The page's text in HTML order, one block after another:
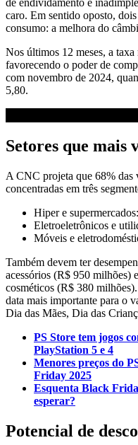
de endividamento e
caro. Em sentido oposto,
consumo: a melhora do
Nos últimos 12 meses, a
favorecendo o poder de
com novembro de 2024,
5,80.
Setores que mais
A CNC projeta que 68% das
concentradas em três
Hiper e
Eletroeletrônicos e
Móveis e
Também devem ter
acessórios (R$ 950 milhões)
cosméticos (R$ 380
data mais importante para o
Dia das Mães, Dia das
PS Store tem jogos
PlayStation 5 e 4
Menores preços do
Friday 2025
Esquenta Black
esperar?
Potencial de